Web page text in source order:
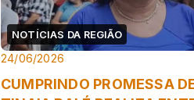
NOTÍCIAS DA REGIÃO
24/06/2026
CUMPRINDO PROMESSA DE